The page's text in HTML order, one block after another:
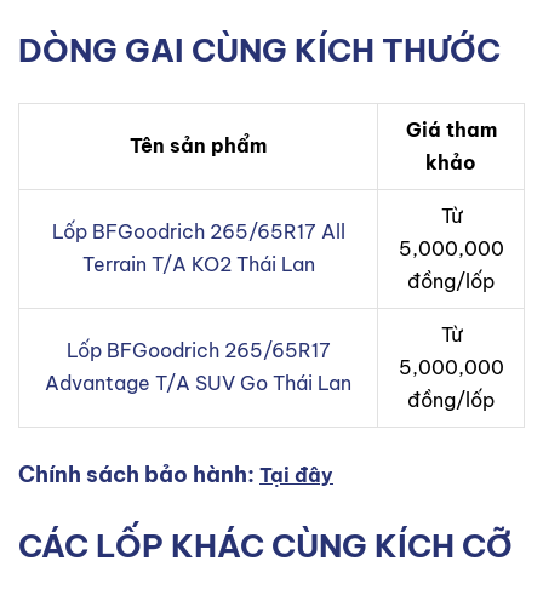
DÒNG GAI CÙNG KÍCH THƯỚC
Tên sản phẩm
Giá tham
khảo
Lốp BFGoodrich 265/65R17 All
Terrain T/A KO2 Thái Lan
Từ
5,000,000
đồng/lốp
Lốp BFGoodrich 265/65R17
Advantage T/A SUV Go Thái Lan
Từ
5,000,000
đồng/lốp
Chính sách bảo hành: Tại đây
CÁC LỐP KHÁC CÙNG KÍCH CỠ